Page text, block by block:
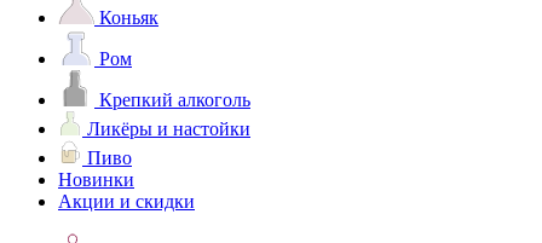
Коньяк
Ром
Крепкий алкоголь
Ликёры и настойки
Пиво
Новинки
Акции и скидки